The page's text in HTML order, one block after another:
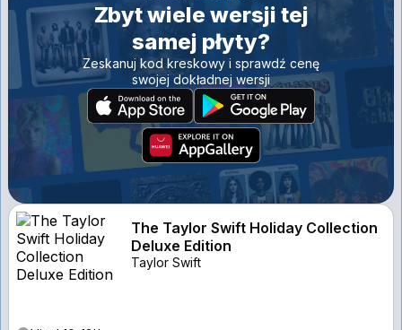
Zbyt wiele wersji tej
samej płyty?
Zeskanuj kod kreskowy i sprawdź cenę
swojej dokładnej wersji
The Taylor Swift Holiday Collection
Deluxe Edition
Taylor Swift